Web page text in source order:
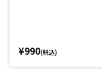
¥990(税込)